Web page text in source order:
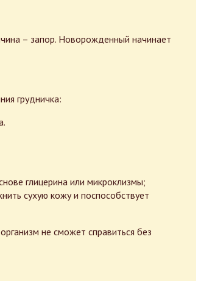
– запор. Новорожденный начинает
грудничка:
глицерина или микроклизмы;
сухую кожу и поспособствует
не сможет справиться без